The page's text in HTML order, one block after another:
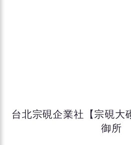
台北宗硯企業社【宗硯大
御所